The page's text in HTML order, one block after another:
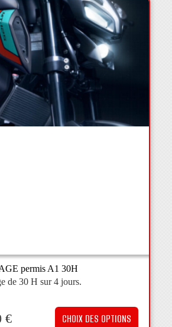
permis A1 30H
de 30 H sur 4 jours.
€ CHOIX DES OPTIONS